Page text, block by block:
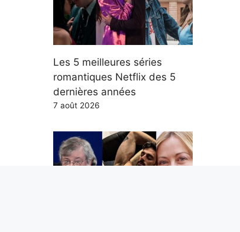
Les 5 meilleures séries
romantiques Netflix des 5
dernières années
7 août 2026